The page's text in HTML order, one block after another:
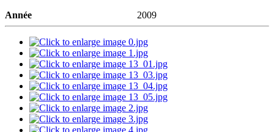
Année
2009